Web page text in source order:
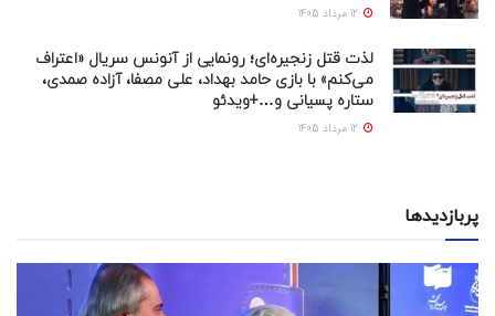
لذت قتل زنجیره‌ای؛ رونمایی از آنونس سریال «اعتراف
می‌کنم» با بازی حامد بهداد، علی مصفا، آزاده صمدی،
ستاره پسیانی و…+ویدئو
پربازدیدها